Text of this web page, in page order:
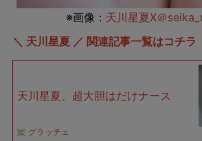
※画像： 天川星夏X＠
＼ 天川星夏 ／ 関連記事一覧はコチラ
天川星夏、超大胆はだけナース
グラッチェ